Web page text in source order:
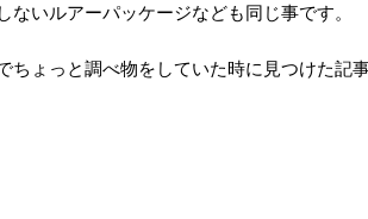
ないルアーパッケージなども同じ事です。
ちょっと調べ物をしていた時に見つけた記